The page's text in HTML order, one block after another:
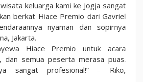
keluarga kami ke Jogja sangat
berkat Hiace Premio dari Gavriel
nyaman dan sopirnya
Jakarta.
Hiace Premio untuk acara
dan semua peserta merasa puas.
sangat profesional!” – Riko,